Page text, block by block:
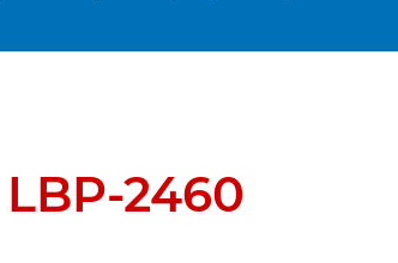
LBP-2460